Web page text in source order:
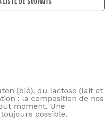
(blé), du lactose (lait et
: la composition de nos
moment. Une
possible.